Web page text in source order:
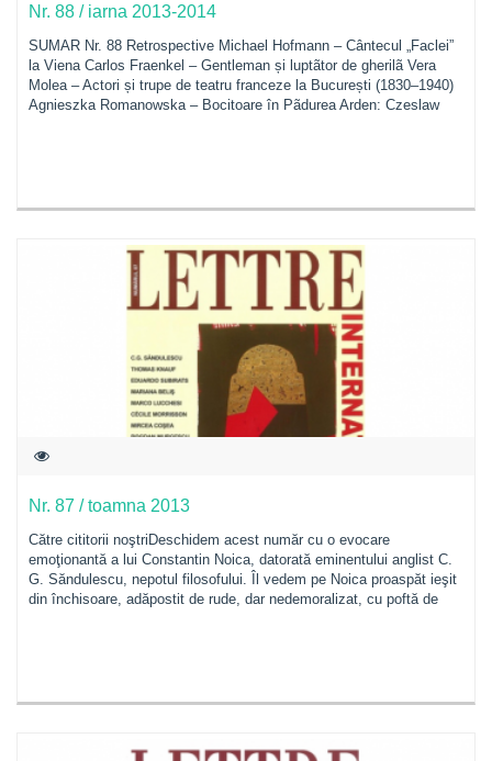
Nr. 88 / iarna 2013-2014
SUMAR Nr. 88 Retrospective Michael Hofmann – Cântecul „Faclei”
la Viena Carlos Fraenkel – Gentleman și luptãtor de gherilã Vera
Molea – Actori și trupe de teatru franceze la București (1830–1940)
Agnieszka Romanowska – Bocitoare în Pãdurea Arden: Czeslaw
Nr. 87 / toamna 2013
Către cititorii noştriDeschidem acest număr cu o evocare
emoţionantă a lui Constantin Noica, datorată eminentului anglist C.
G. Săndulescu, nepotul filosofului. Îl vedem pe Noica proaspăt ieşit
din închisoare, adăpostit de rude, dar nedemoralizat, cu poftă de